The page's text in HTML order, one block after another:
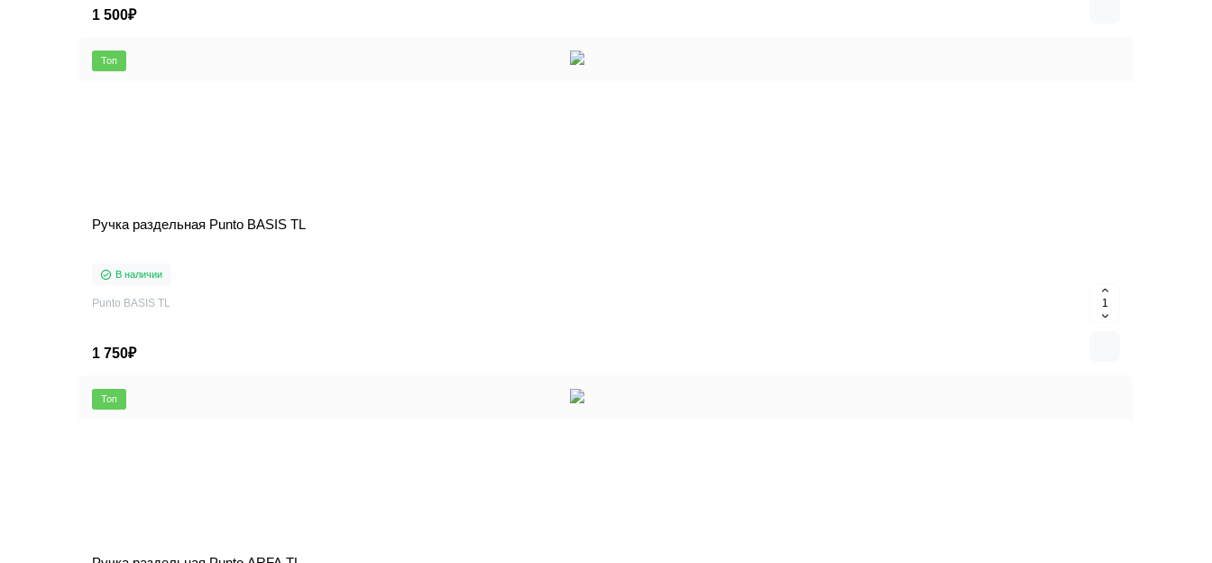
1 500₽
Топ
Ручка раздельная Punto BASIS TL
В наличии
Punto BASIS TL
1 750₽
Топ